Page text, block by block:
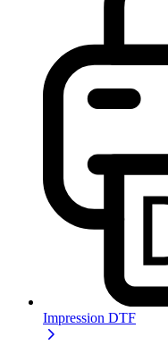
Impression DTF